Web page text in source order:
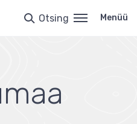
Otsing Menüü